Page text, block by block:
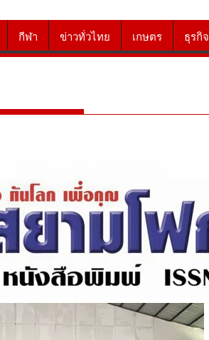
กีฬา ข่าวทั่วไทย เกษตร ธุรกิจ